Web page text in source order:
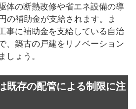
体の断熱改修や省エネ設備の導
の補助金が支給されます。ま
事に補助金を支給している自治
、築古の戸建をリノベーション
しょう。
既存の配管による制限に注